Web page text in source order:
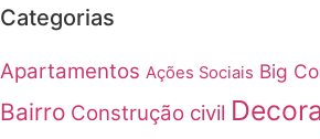
Categorias
Apartamentos Ações Sociais Big
Bairro Construção civil